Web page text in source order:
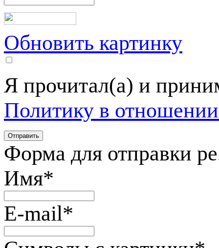
Обновить картинку
Я прочитал(а) и
Политику в
Форма для отправки
Имя*
E-mail*